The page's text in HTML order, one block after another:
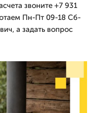
звоните +7 931
Пн-Пт 09-18 Сб-
а задать вопрос